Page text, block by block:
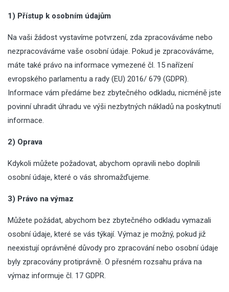
1) Přístup k osobním údajům
Na vaši žádost vystavíme potvrzení, zda zpracováváme nebo
nezpracováváme vaše osobní údaje. Pokud je zpracováváme,
máte také právo na informace vymezené čl. 15 nařízení
evropského parlamentu a rady (EU) 2016/ 679 (GDPR).
Informace vám předáme bez zbytečného odkladu, nicméně jste
povinní uhradit úhradu ve výši nezbytných nákladů na poskytnutí
informace.
2) Oprava
Kdykoli můžete požadovat, abychom opravili nebo doplnili
osobní údaje, které o vás shromažďujeme.
3) Právo na výmaz
Můžete požádat, abychom bez zbytečného odkladu vymazali
osobní údaje, které se vás týkají. Výmaz je možný, pokud již
neexistují oprávněné důvody pro zpracování nebo osobní údaje
byly zpracovány protiprávně. O přesném rozsahu práva na
výmaz informuje čl. 17 GDPR.